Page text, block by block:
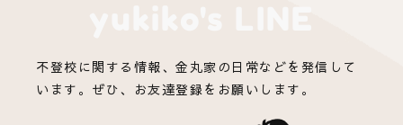
不登校に関する情報、金丸家の日常などを発信して
います。ぜひ、お友達登録をお願いします。